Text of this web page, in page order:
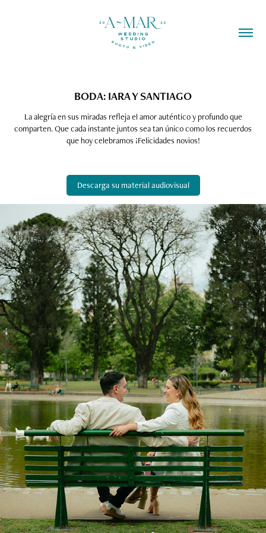
BODA: IARA Y SANTIAGO
La alegría en sus miradas refleja el amor auténtico y profundo que
comparten. Que cada instante juntos sea tan único como los recuerdos
Descarga su material audiovisual